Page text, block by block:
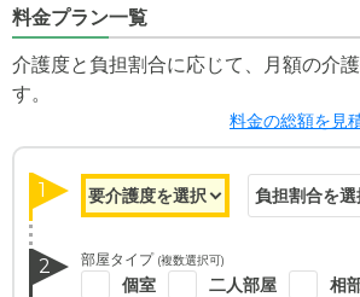
料金プラン一覧
介護度と負担割合に応じて、月額の介
す。
料金の総額を見
1
2 部屋タイプ (複数選択可)
個室 二人部屋 相